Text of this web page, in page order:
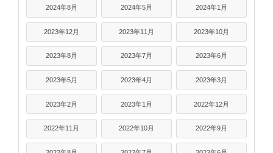
2024年8月 2024年5月 2024年1月
2023年12月 2023年11月 2023年10月
2023年8月 2023年7月 2023年6月
2023年5月 2023年4月 2023年3月
2023年2月 2023年1月 2022年12月
2022年11月 2022年10月 2022年9月